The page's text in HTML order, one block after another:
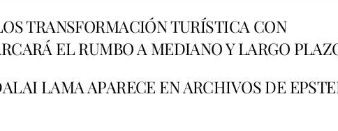
TRANSFORMACIÓN TURÍSTICA CON
EL RUMBO A MEDIANO Y LARGO
LAMA APARECE EN ARCHIVOS DE